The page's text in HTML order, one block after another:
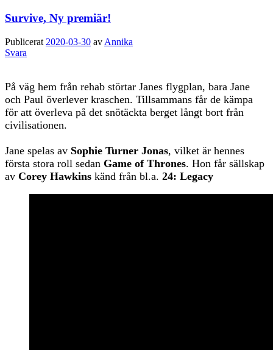
Survive, Ny premiär!
Publicerat 2020-03-30 av Annika
Svara
På väg hem från rehab störtar Janes flygplan, bara Jane
och Paul överlever kraschen. Tillsammans får de kämpa
för att överleva på det snötäckta berget långt bort från
civilisationen.
Jane spelas av Sophie Turner Jonas, vilket är hennes
första stora roll sedan Game of Thrones. Hon får sällskap
av Corey Hawkins känd från bl.a. 24: Legacy